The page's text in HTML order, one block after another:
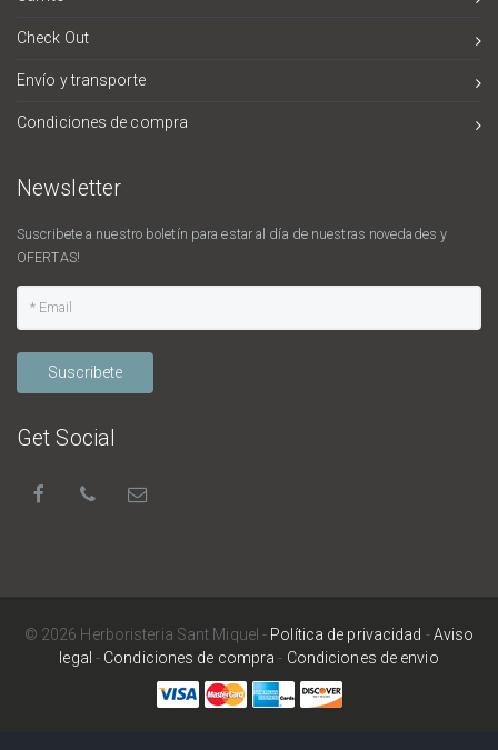
Check Out
Envío y transporte
Condiciones de compra
Newsletter
Suscribete a nuestro boletín para estar al día de nuestras novedades y
OFERTAS!
Suscribete
Get Social
© 2026 Herboristeria Sant Miquel - Política de privacidad -Aviso
legal - Condiciones de compra - Condiciones de envio